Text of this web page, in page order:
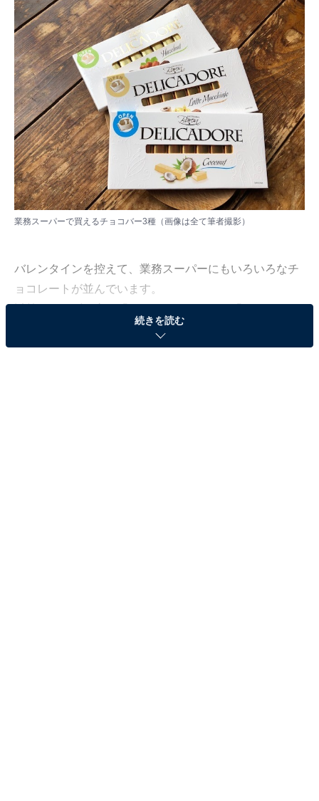
業務スーパーで買えるチョコバー3種（画像は全て筆者撮影）
バレンタインを控えて、業務スーパーにもいろいろなチ
ョコレートが並んでいます。
トシーシェル」を紹介しました
。先日店舗に行ったときに、またしてもおしゃれなチョ
続きを読む